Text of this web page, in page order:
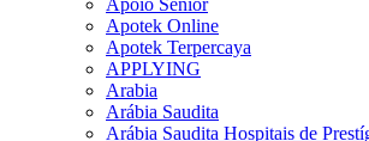
Apotek Online
Apotek Terpercaya
APPLYING
Arabia
Arábia Saudita
Arábia Saudita Hospitais de